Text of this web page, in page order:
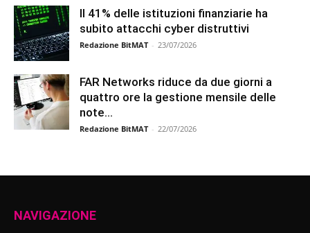
Il 41% delle istituzioni finanziarie ha
subito attacchi cyber distruttivi
Redazione BitMAT - 23/07/2026
FAR Networks riduce da due giorni a
quattro ore la gestione mensile delle
note...
Redazione BitMAT - 22/07/2026
NAVIGAZIONE